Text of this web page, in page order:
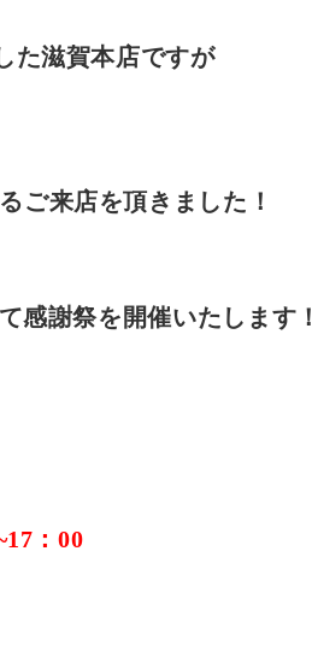
た滋賀本店ですが
ご来店を頂きました！
感謝祭を開催いたします！
：00